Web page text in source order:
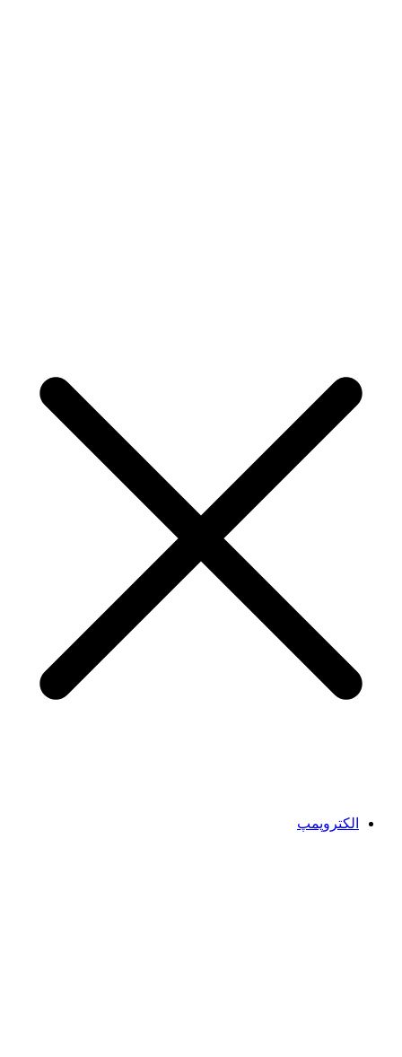
الکتروپمپ